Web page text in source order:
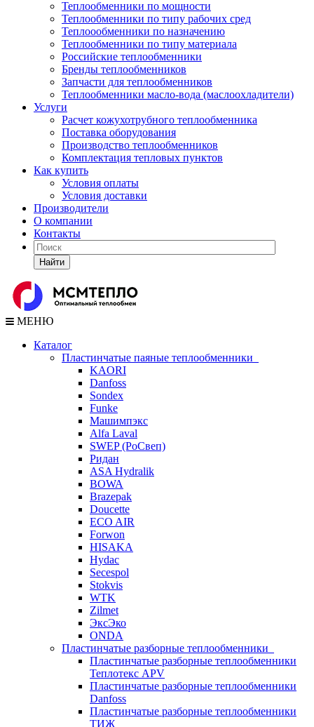
Теплообменники по мощности
Теплообменники по типу рабочих сред
Теплоообменники по назначению
Теплообменники по типу материала
Российские теплообменники
Бренды теплообменников
Запчасти для теплообменников
Теплообменники масло-вода (маслоохладители)
Услуги
Расчет кожухотрубного теплообменника
Поставка оборудования
Производство теплообменников
Комплектация тепловых пунктов
Как купить
Условия оплаты
Условия доставки
Производители
О компании
Контакты
Найти
МЕНЮ
Каталог
Пластинчатые паяные теплообменники
KAORI
Danfoss
Sondex
Funke
Машимпэкс
Alfa Laval
SWEP (РоСвеп)
Ридан
ASA Hydralik
BOWA
Brazepak
Doucette
ECO AIR
Forwon
HISAKA
Hydac
Secespol
Stokvis
WTK
Zilmet
ЭксЭко
ONDA
Пластинчатые разборные теплообменники
Пластинчатые разборные теплообменники
Теплотекс APV
Пластинчатые разборные теплообменники
Danfoss
Пластинчатые разборные теплообменники
ТИЖ